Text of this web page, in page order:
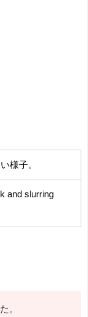
様子。
and slurring
。